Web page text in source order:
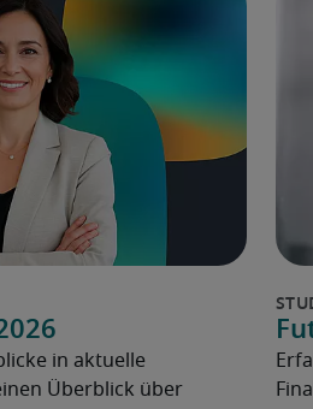
in aktuelle
Überblick über